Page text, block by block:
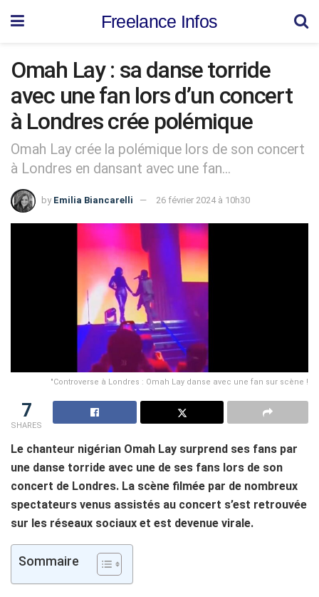
Freelance Infos
Omah Lay : sa danse torride
avec une fan lors d’un concert
à Londres crée polémique
Omah Lay crée la polémique lors de son concert
à Londres en dansant avec une fan...
by Emilia Biancarelli 26 février 2024 à 10h30
"Controverse à Londres : Omah Lay danse avec une fan sur scène !
7
SHARES
Le chanteur nigérian Omah Lay surprend ses fans par
une danse torride avec une de ses fans lors de son
concert de Londres. La scène filmée par de nombreux
spectateurs venus assistés au concert s’est retrouvée
sur les réseaux sociaux et est devenue virale.
Sommaire